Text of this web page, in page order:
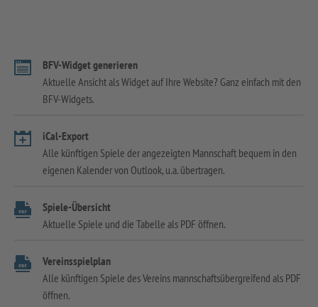
BFV-Widget generieren
Aktuelle Ansicht als Widget auf Ihre Website? Ganz einfach mit den
BFV-Widgets.
iCal-Export
Alle künftigen Spiele der angezeigten Mannschaft bequem in den
eigenen Kalender von Outlook, u.a. übertragen.
Spiele-Übersicht
Aktuelle Spiele und die Tabelle als PDF öffnen.
Vereinsspielplan
Alle künftigen Spiele des Vereins mannschaftsübergreifend als PDF
öffnen.